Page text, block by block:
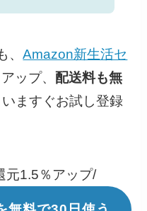
、Amazon新生活セ
ップ、 配送料も無
ますぐお試し登録
元1.5％アップ/